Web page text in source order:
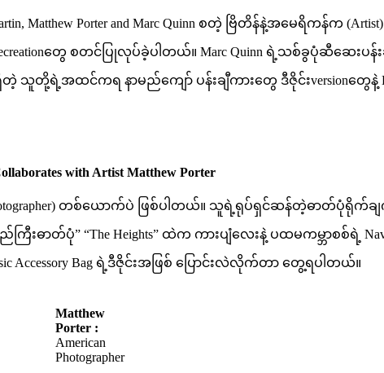
Martin, Matthew Porter and Marc Quinn စတဲ့ ဗြိတိန်နဲ့အမေရိက
တွေ စတင်ပြုလုပ်ခဲ့ပါတယ်။ Marc Quinn ရဲ့သစ်ခွပုံဆီဆေးပန်းခ
အစရှိတဲ့ သူတို့ရဲ့အထင်ကရ နာမည်ကျော် ပန်းချီကားတွေ ဒီဇိုင်းversionတွေနဲ့
with Artist Matthew Porter
တစ်ယောက်ပဲ ဖြစ်ပါတယ်။ သူရဲ့ရုပ်ရှင်ဆန်တဲ့ဓာတ်ပုံရိုက်ခ
Heights” ထဲက ကားပျံလေးနဲ့ ပထမကမ္ဘာစစ်ရဲ့ Naval
Bag ရဲ့ဒီဇိုင်းအဖြစ် ပြောင်းလဲလိုက်တာ တွေ့ရပါတယ်။
Matthew
Porter :
American
Photographer